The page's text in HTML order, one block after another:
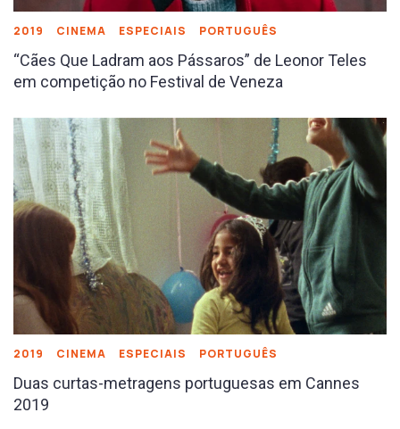
2019 CINEMA ESPECIAIS PORTUGUÊS
“Cães Que Ladram aos Pássaros” de Leonor Teles
em competição no Festival de Veneza
2019 CINEMA ESPECIAIS PORTUGUÊS
Duas curtas-metragens portuguesas em Cannes
2019